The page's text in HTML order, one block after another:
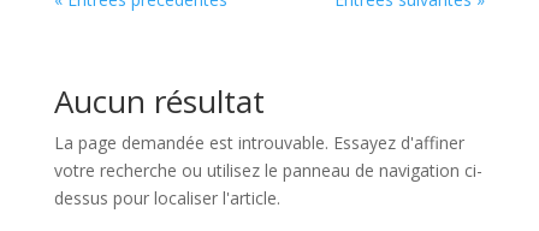
Aucun résultat
La page demandée est introuvable. Essayez d'affiner
votre recherche ou utilisez le panneau de navigation ci-
dessus pour localiser l'article.